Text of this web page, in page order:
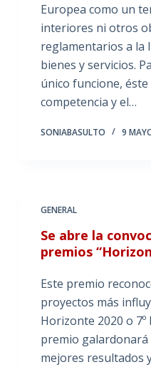
Europea como un
interiores ni otros
reglamentarios a la
bienes y servicios.
único funcione,
competencia y el…
SONIABASULTO 9
GENERAL
Se abre la
premios
Este premio
proyectos más
Horizonte 2020 o
premio galardonará
mejores resultados